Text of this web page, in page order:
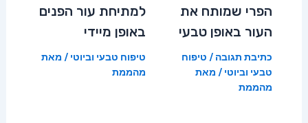
הפרי שמותח את
העור באופן טבעי
כתיבת תגובה / טיפוח
טבעי וביוטי / מאת
מהממת
למתיחת עור הפנים
באופן מיידי
טיפוח טבעי וביוטי / מאת
מהממת